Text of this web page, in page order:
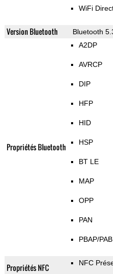
WiFi
Version Bluetooth Bluetooth
Propriétés Bluetooth
A2DP
AVRCP
DIP
HFP
HID
HSP
BT LE
MAP
OPP
PAN
PBAP/PAB
Propriétés NFC NFC